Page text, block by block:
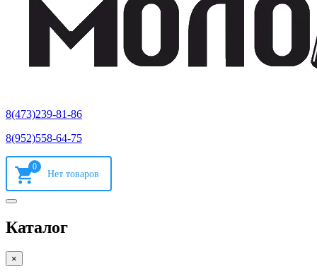
8(473)239-81-86
8(952)558-64-75
0
Каталог
×